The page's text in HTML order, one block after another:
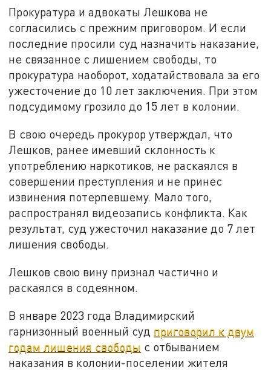
Прокуратура и адвокаты Лешкова не
согласились с прежним приговором. И если
последние просили суд назначить наказание,
не связанное с лишением свободы, то
прокуратура наоборот, ходатайствовала за его
ужесточение до 10 лет заключения. При этом
подсудимому грозило до 15 лет в колонии.
В свою очередь прокурор утверждал, что
Лешков, ранее имевший склонность к
употреблению наркотиков, не раскаялся в
совершении преступления и не принес
извинения потерпевшему. Мало того,
распространял видеозапись конфликта. Как
результат, суд ужесточил наказание до 7 лет
лишения свободы.
Лешков свою вину признал частично и
раскаялся в содеянном.
В январе 2023 года Владимирский
гарнизонный военный суд приговорил к двум
годам лишения свободы с отбыванием
наказания в колонии-поселении жителя